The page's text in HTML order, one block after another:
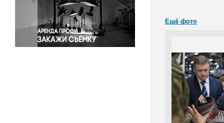
Экология
Экономика и бизнес
Ещё фото